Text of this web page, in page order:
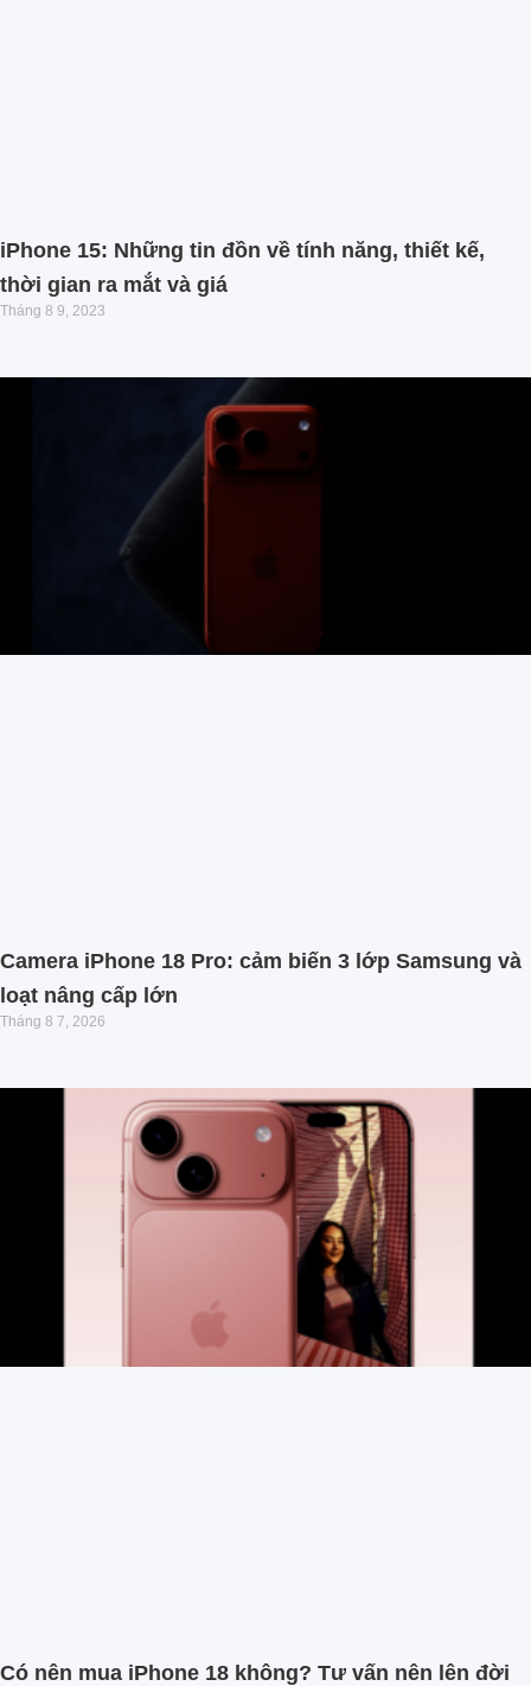
iPhone 15: Những tin đồn về tính năng, thiết kế,
thời gian ra mắt và giá
Tháng 8 9, 2023
Camera iPhone 18 Pro: cảm biến 3 lớp Samsung và
loạt nâng cấp lớn
Tháng 8 7, 2026
Có nên mua iPhone 18 không? Tư vấn nên lên đời